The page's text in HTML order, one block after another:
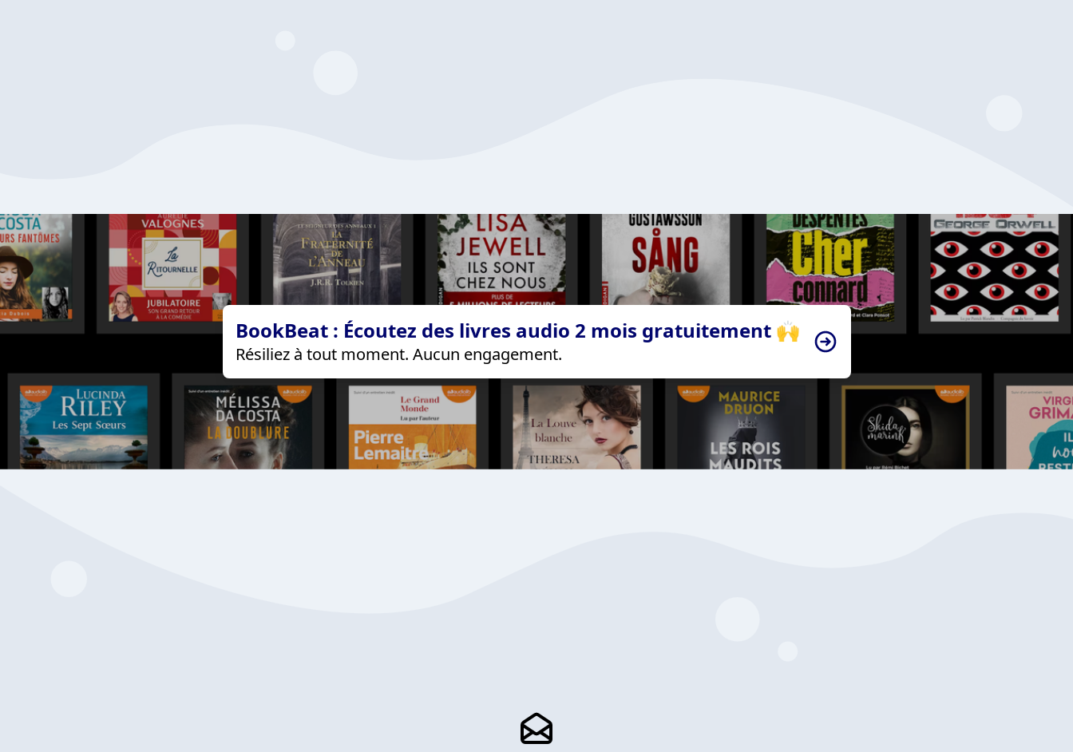
BookBeat : Écoutez des livres audio 2 mois gratuitement 🙌
Résiliez à tout moment. Aucun engagement.